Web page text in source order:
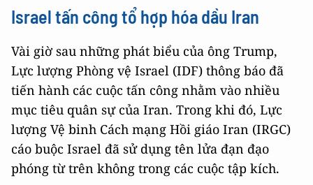
Israel tấn công tổ hợp hóa dầu Iran
Vài giờ sau những phát biểu của ông Trump,
Lực lượng Phòng vệ Israel (IDF) thông báo đã
tiến hành các cuộc tấn công nhằm vào nhiều
mục tiêu quân sự của Iran. Trong khi đó, Lực
lượng Vệ binh Cách mạng Hồi giáo Iran (IRGC)
cáo buộc Israel đã sử dụng tên lửa đạn đạo
phóng từ trên không trong các cuộc tập kích.